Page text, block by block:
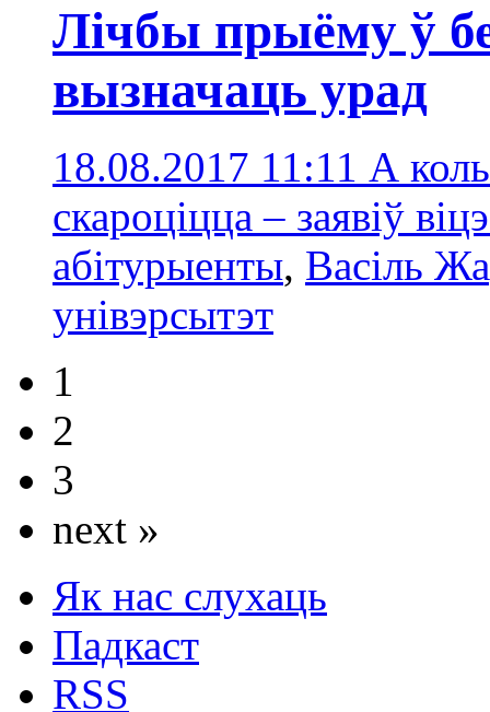
Лічбы прыёму ў
вызначаць урад
18.08.2017 11:11 А
скароціцца – заявіў
абітурыенты, Васіль
унівэрсытэт
1
2
3
next »
Як нас слухаць
Падкаст
RSS